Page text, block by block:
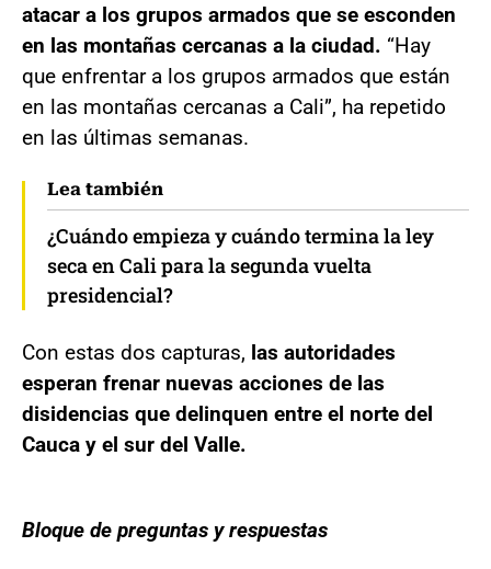
atacar a los grupos armados que se esconden
en las montañas cercanas a la ciudad. “Hay
que enfrentar a los grupos armados que están
en las montañas cercanas a Cali”, ha repetido
en las últimas semanas.
Lea también
¿Cuándo empieza y cuándo termina la ley
seca en Cali para la segunda vuelta
presidencial?
Con estas dos capturas, las autoridades
esperan frenar nuevas acciones de las
disidencias que delinquen entre el norte del
Cauca y el sur del Valle.
Bloque de preguntas y respuestas